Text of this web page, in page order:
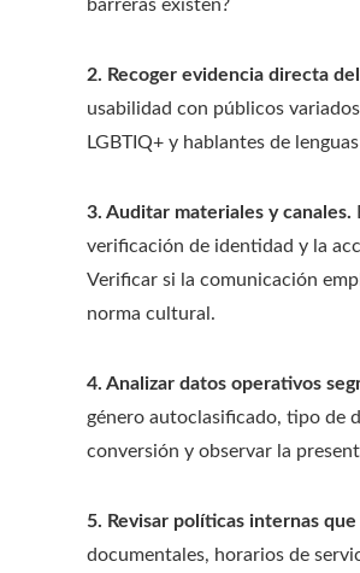
barreras existen?
2. Recoger evidencia directa
usabilidad con públicos
LGBTIQ+ y hablantes de
3. Auditar materiales y canales.
verificación de identidad y la
Verificar si la comunicación
norma cultural.
4. Analizar datos operativos
género autoclasificado, tipo de
conversión y observar la
5. Revisar políticas internas
documentales, horarios de